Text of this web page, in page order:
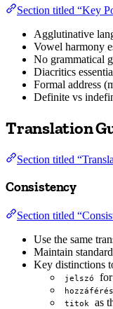
Section titled “Key
Agglutinative
Vowel harmony
No grammatical
Diacritics
Formal address
Definite vs
Translation
Section titled
Consistency
Section titled
Use the same
Maintain
Key distinctions
jelszó
titok as